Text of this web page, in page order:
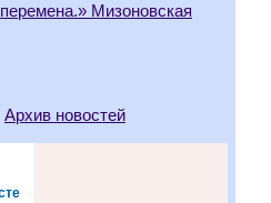
Мизоновская
Архив новостей